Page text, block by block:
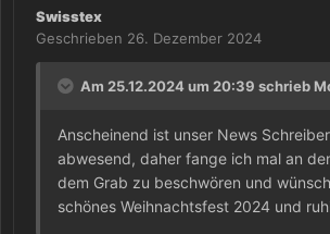
Swisstex
Geschrieben 26. Dezember 2024
Am 25.12.2024 um 20:39 schrieb
Anscheinend ist unser News
abwesend, daher fange ich mal an
dem Grab zu beschwören und
schönes Weihnachtsfest 2024 und